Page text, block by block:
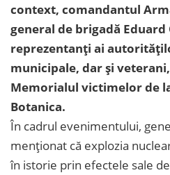
context, comandantul
general de brigadă
reprezentanţi ai
municipale, dar şi
Memorialul victimelor de
Botanica.
În cadrul evenimentului,
menţionat că explozia
în istorie prin efectele sale